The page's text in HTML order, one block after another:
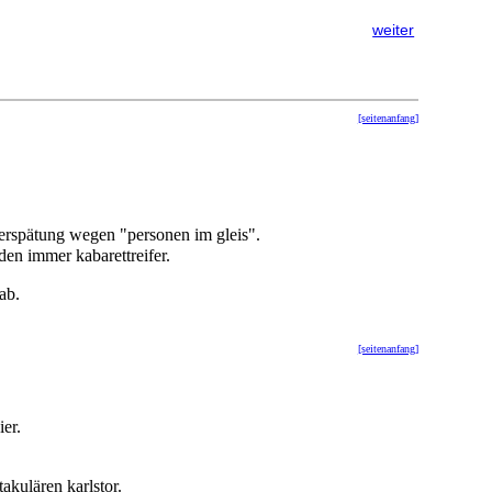
weiter
[seitenanfang]
wegen "personen im gleis".
immer kabarettreifer.
[seitenanfang]
karlstor.